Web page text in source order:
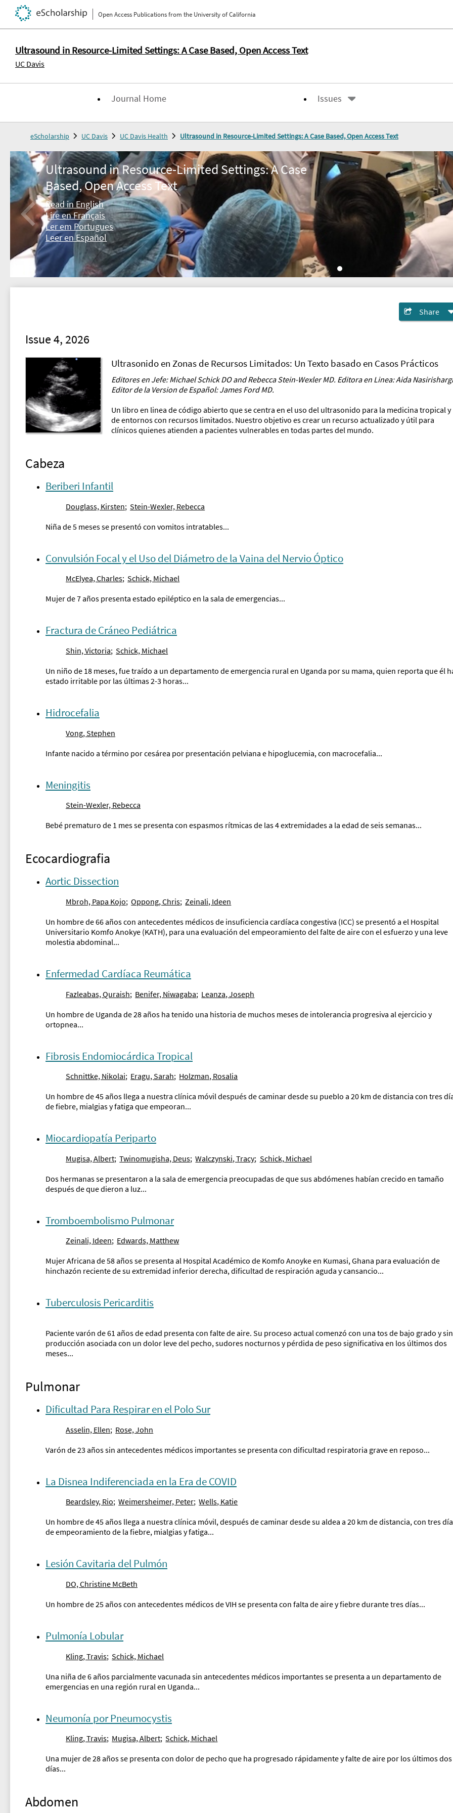
Open Access Publications from the University of California
Ultrasound in Resource-Limited Settings: A Case Based, Open Access Text
UC Davis
Journal Home Issues
eScholarship UC Davis UC Davis Health Ultrasound in Resource-Limited Settings: A Case Based, Open Access Text
Ultrasound in Resource-Limited Settings: A Case
Based, Open Access Text
Read in English
Lire en Français
Ler em Portugues
Leer en Español
Share
Issue 4, 2026
Ultrasonido en Zonas de Recursos Limitados: Un Texto basado en Casos Prácticos
Editores en Jefe: Michael Schick DO and Rebecca Stein-Wexler MD. Editora en Linea: Aida
Editor de la Version de Español: James Ford MD.
Un libro en linea de código abierto que se centra en el uso del ultrasonido para la medicina tropical y
de entornos con recursos limitados. Nuestro objetivo es crear un recurso actualizado y útil para
clínicos quienes atienden a pacientes vulnerables en todas partes del mundo.
Cabeza
Beriberi Infantil
Douglass, Kirsten; Stein-Wexler, Rebecca
Niña de 5 meses se presentó con vomitos intratables...
Convulsión Focal y el Uso del Diámetro de la Vaina del Nervio Óptico
McElyea, Charles; Schick, Michael
Mujer de 7 años presenta estado epiléptico en la sala de emergencias...
Fractura de Cráneo Pediátrica
Shin, Victoria; Schick, Michael
Un niño de 18 meses, fue traído a un departamento de emergencia rural en Uganda por su mama, quien reporta que él
estado irritable por las últimas 2-3 horas...
Hidrocefalia
Vong, Stephen
Infante nacido a término por cesárea por presentación pelviana e hipoglucemia, con macrocefalia...
Meningitis
Stein-Wexler, Rebecca
Bebé prematuro de 1 mes se presenta con espasmos rítmicas de las 4 extremidades a la edad de seis semanas...
Ecocardiografia
Aortic Dissection
Mbroh, Papa Kojo; Oppong, Chris; Zeinali, Ideen
Un hombre de 66 años con antecedentes médicos de insuficiencia cardíaca congestiva (ICC) se presentó a el Hospital
Universitario Komfo Anokye (KATH), para una evaluación del empeoramiento del falte de aire con el esfuerzo y una leve
molestia abdominal...
Enfermedad Cardíaca Reumática
Fazleabas, Quraish; Benifer, Niwagaba; Leanza, Joseph
Un hombre de Uganda de 28 años ha tenido una historia de muchos meses de intolerancia progresiva al ejercicio y
ortopnea...
Fibrosis Endomiocárdica Tropical
Schnittke, Nikolai; Eragu, Sarah; Holzman, Rosalia
Un hombre de 45 años llega a nuestra clínica móvil después de caminar desde su pueblo a 20 km de distancia con tres
de fiebre, mialgias y fatiga que empeoran...
Miocardiopatía Periparto
Mugisa, Albert; Twinomugisha, Deus; Walczynski, Tracy; Schick, Michael
Dos hermanas se presentaron a la sala de emergencia preocupadas de que sus abdómenes habían crecido en tamaño
después de que dieron a luz...
Tromboembolismo Pulmonar
Zeinali, Ideen; Edwards, Matthew
Mujer Africana de 58 años se presenta al Hospital Académico de Komfo Anoyke en Kumasi, Ghana para evaluación de
hinchazón reciente de su extremidad inferior derecha, dificultad de respiración aguda y cansancio...
Tuberculosis Pericarditis
Paciente varón de 61 años de edad presenta con falte de aire. Su proceso actual comenzó con una tos de bajo grado y sin
producción asociada con un dolor leve del pecho, sudores nocturnos y pérdida de peso significativa en los últimos dos
meses...
Pulmonar
Dificultad Para Respirar en el Polo Sur
Asselin, Ellen; Rose, John
Varón de 23 años sin antecedentes médicos importantes se presenta con dificultad respiratoria grave en reposo...
La Disnea Indiferenciada en la Era de COVID
Beardsley, Rio; Weimersheimer, Peter; Wells, Katie
Un hombre de 45 años llega a nuestra clínica móvil, después de caminar desde su aldea a 20 km de distancia, con tres
de empeoramiento de la fiebre, mialgias y fatiga...
Lesión Cavitaria del Pulmón
DO, Christine McBeth
Un hombre de 25 años con antecedentes médicos de VIH se presenta con falta de aire y fiebre durante tres días...
Pulmonía Lobular
Kling, Travis; Schick, Michael
Una niña de 6 años parcialmente vacunada sin antecedentes médicos importantes se presenta a un departamento de
emergencias en una región rural en Uganda...
Neumonía por Pneumocystis
Kling, Travis; Mugisa, Albert; Schick, Michael
Una mujer de 28 años se presenta con dolor de pecho que ha progresado rápidamente y falte de aire por los últimos dos
días...
Abdomen